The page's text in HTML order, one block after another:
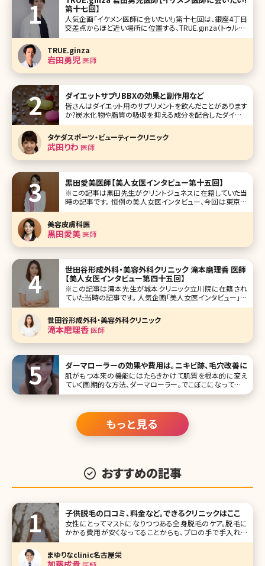
第十七回】
人気企画「イケメン医師に会いたい!」第十七回は、銀座4丁目
交差点からほど近い場所に位置する、TRUE.ginza（トゥルー.
ギンザ）の岩田勇児（いわた ゆうじ）先生です。 中学生時代前
半は成績が下から三番目、高校では美容師、美大を志望して
いた岩田先生が、あるきっかけで医学部合格を果たし、真面
目
TRUE.ginza
岩田勇児医師
ダイエットサプリBBXの効果と副作用など
皆さんはダイエット用のサプリメントを飲んだことがあります
か?炭水化物や脂質の吸収を抑える成分を配合したダイエッ
トサポートサプリメントはいくつもありますが、体重を維持す
る程度の効果しかないと感じている方が多いのではないでし
ょうか。そこで、是非チェックしてほしいのが美容クリニックで
処方されるダイエット
タケダスポーツ・ビューティークリニック
武田りわ 医師
黒田愛美医師【美人女医インタビュー第十五回】
※この記事は黒田先生がクリントジュネスに在籍していた当
時の記事です。 恒例の美人女医インタビュー、今回は東京都
港区の愛宕ヒルズ内にあるクリントジュネスの黒田愛美先
生です。もとは大手美容外科の分院院長を歴任され、理想の
美容医療、医師としての働き方を追求するため、クリントジュ
ネスに。外からの治療（
美容皮膚科医
黒田愛美医師
世田谷形成外科・美容外科クリニック 滝本磨理香 医師
【美人女医インタビュー第四十五回】
※この記事は滝本先生が城本クリニック立川院に在籍され
ていた当時の記事です。 人気企画「美人女医インタビュー」第
四十五回は、全国25院を展開、30年以上の歴史がある城本
クリニック立川院の滝本磨理香（たきもとまりか）先生です。
医師として目指しているのは「患者さんに寄り添う医師」。そ
の理由は
世田谷形成外科・美容外科クリニック
滝本磨理香医師
ダーマローラーの効果や費用は。ニキビ跡、毛穴改善に
肌がもつ本来の機能にはたらきかけて肌質を根本的に変え
ていく画期的な方法、ダーマローラー。でこぼこになっている
ニキビ跡や開いた毛穴といった化粧品を使ったケアでは解消
す。最近は自宅で
もっと見る
おすすめの記事
子供脱毛の口コミ、料金など。できるクリニックはここ
女性にとってマストになりつつある全身脱毛のケア。脱毛に
かかる費用が安くなってることからも、プロの手で手入れを
してもらうという考え方が浸透してきていますよね。さらに、最
近では子供に脱毛を受けさせたいと考える人も増えている
のだとか。でも
まゆりなclinic名古屋栄